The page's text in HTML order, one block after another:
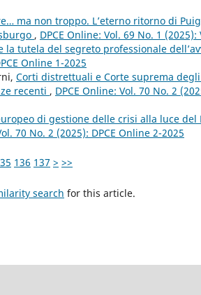
ma non troppo. L’eterno ritorno di
, DPCE Online: Vol. 69 No. 1
e la tutela del segreto professionale
Online 1-2025
Corti distrettuali e Corte suprema
recenti , DPCE Online: Vol. 70 No. 2
di gestione delle crisi alla luce del
70 No. 2 (2025): DPCE Online 2-2025
136 137 > >>
search for this article.